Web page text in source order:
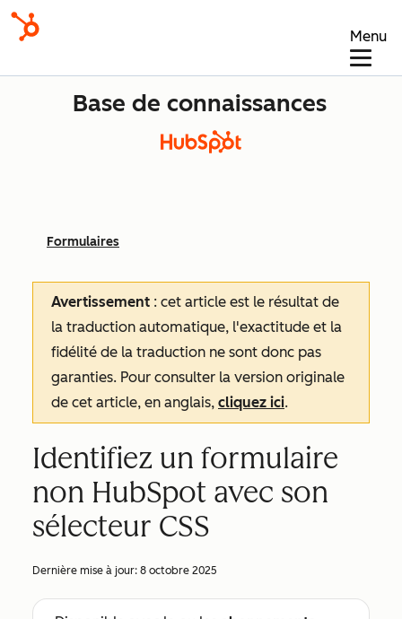
Menu
Base de connaissances
Formulaires
Avertissement : cet article est le résultat de
la traduction automatique, l'exactitude et la
fidélité de la traduction ne sont donc pas
garanties. Pour consulter la version originale
de cet article, en anglais, cliquez ici.
Identifiez un formulaire
non HubSpot avec son
sélecteur CSS
Dernière mise à jour: 8 octobre 2025